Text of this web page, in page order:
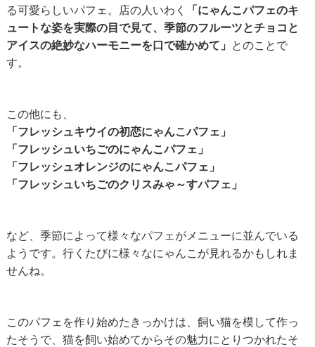
る可愛らしいパフェ。店の人いわく
「にゃんこパフェのキ
ュートな姿を実際の目で見て、季節のフルーツとチョコと
アイスの絶妙なハーモニーを口で確かめて」 とのことで
す。
この他にも、
「フレッシュキウイの初恋にゃんこパフェ」
「フレッシュいちごのにゃんこパフェ」
「フレッシュオレンジのにゃんこパフェ」
「フレッシュいちごのクリスみゃ～すパフェ」
など、季節によって様々なパフェがメニューに並んでいる
ようです。行くたびに様々なにゃんこが見れるかもしれま
せんね。
このパフェを作り始めたきっかけは、飼い猫を模して作っ
たそうで、猫を飼い始めてからその魅力にとりつかれたそ